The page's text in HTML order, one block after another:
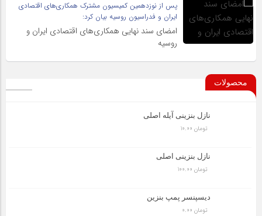
پس از نوزدهمین کمیسیون مشترک همکاری‌های اقتصادی
ایران و فدراسیون روسیه بیان کرد:
امضای سند نهایی همکاری‌های اقتصادی ایران و
روسیه
محصولات
نازل بنزینی آیله اصلی
تومان
نازل بنزینی اصلی
تومان
دیسپنسر پمپ بنزین
تومان